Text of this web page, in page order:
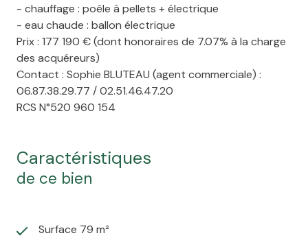
- chauffage : poêle à pellets + électrique
- eau chaude : ballon électrique
Prix : 177 190 € (dont honoraires de 7.07% à la charge
des acquéreurs)
Contact : Sophie BLUTEAU (agent commerciale) :
06.87.38.29.77 / 02.51.46.47.20
RCS N°520 960 154
caractéristiques
de ce bien
Surface 79 m²